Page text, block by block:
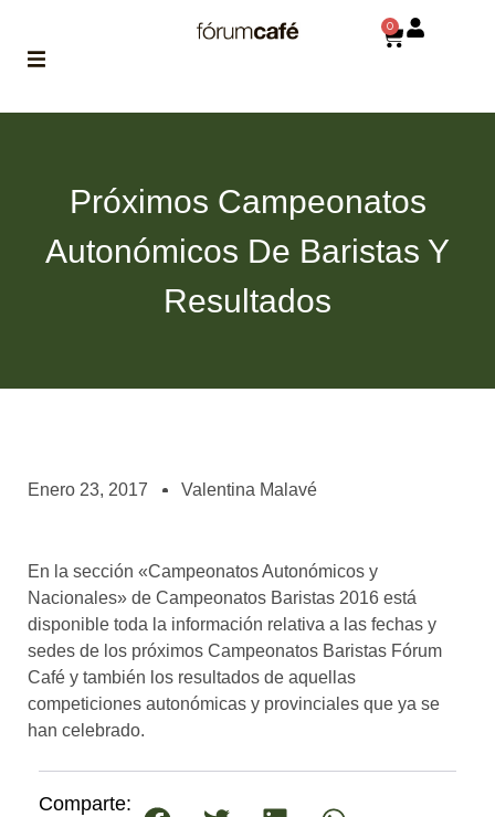
de fórum
asociados
el café siempre tiene
algo nuevo que
enseñarnos
BOLSA DE TRABAJO
¡te imaginas vivir de tu pasión
por el café?
de ti!
0
Próximos Campeonatos
Autonómicos De Baristas Y
Resultados
Enero 23, 2017 Valentina Malavé
En la sección «Campeonatos Autonómicos y
Nacionales» de Campeonatos Baristas 2016 está
disponible toda la información relativa a las fechas y
sedes de los próximos Campeonatos Baristas Fórum
Café y también los resultados de aquellas
competiciones autonómicas y provinciales que ya se
han celebrado.
Comparte: